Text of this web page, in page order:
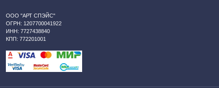
ООО "АРТ СПЭЙС"
ОГРН: 1207700041922
ИНН: 7727438840
КПП: 772201001